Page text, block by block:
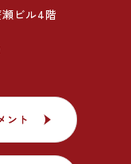
ビル4階
ント
ント